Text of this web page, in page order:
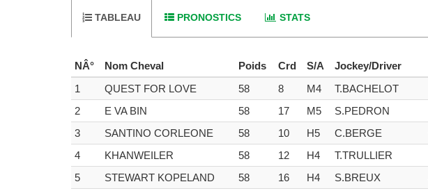
TABLEAU PRONOSTICS STATS
NÂ° Nom Cheval Poids Crd S/A Jockey/Driver
1
QUEST FOR LOVE 58 8 M4 T.BACHELOT
2
E VA BIN 58 17 M5 S.PEDRON
3
SANTINO CORLEONE 58 10 H5 C.BERGE
4
KHANWEILER 58 12 H4 T.TRULLIER
5
STEWART KOPELAND 58 16 H4 S.BREUX